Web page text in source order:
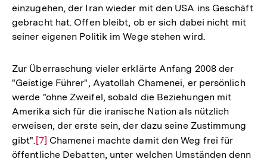
einzugehen, der Iran wieder mit den USA ins Geschäft
gebracht hat. Offen bleibt, ob er sich dabei nicht mit
seiner eigenen Politik im Wege stehen wird.
Zur Überraschung vieler erklärte Anfang 2008 der
"Geistige Führer", Ayatollah Chamenei, er persönlich
werde "ohne Zweifel, sobald die Beziehungen mit
Amerika sich für die iranische Nation als nützlich
erweisen, der erste sein, der dazu seine Zustimmung
gibt". Zur
Auflösung
[7] Chamenei machte damit den Weg frei für
öffentliche Debatten, unter welchen Umständen denn